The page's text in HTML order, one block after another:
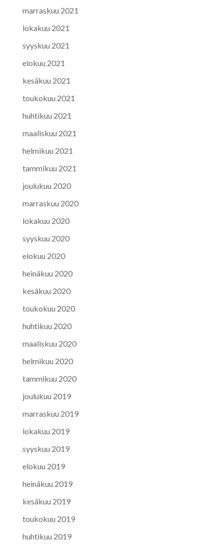
marraskuu 2021
lokakuu 2021
syyskuu 2021
elokuu 2021
kesäkuu 2021
toukokuu 2021
huhtikuu 2021
maaliskuu 2021
helmikuu 2021
tammikuu 2021
joulukuu 2020
marraskuu 2020
lokakuu 2020
syyskuu 2020
elokuu 2020
heinäkuu 2020
kesäkuu 2020
toukokuu 2020
huhtikuu 2020
maaliskuu 2020
helmikuu 2020
tammikuu 2020
joulukuu 2019
marraskuu 2019
lokakuu 2019
syyskuu 2019
elokuu 2019
heinäkuu 2019
kesäkuu 2019
toukokuu 2019
huhtikuu 2019